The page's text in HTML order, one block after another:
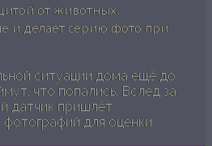
от животных.
и делает серию фото при
ситуации дома ещё до
что попались. Вслед за
датчик пришлёт
для оценки